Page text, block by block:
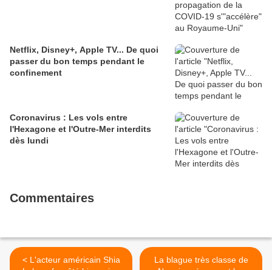
Netflix, Disney+, Apple TV... De quoi
passer du bon temps pendant le
confinement
Coronavirus : Les vols entre
l'Hexagone et l'Outre-Mer interdits
dès lundi
Commentaires
< L'acteur américain Shia
La blague très classe de